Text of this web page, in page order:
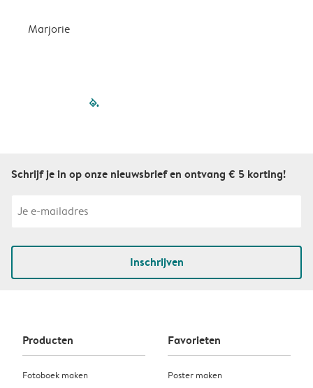
Marjorie
filled-pagination
Schrijf je in op onze nieuwsbrief en ontvang € 5 korting!
Inschrijven
Producten
Fotoboek maken
Favorieten
Poster maken